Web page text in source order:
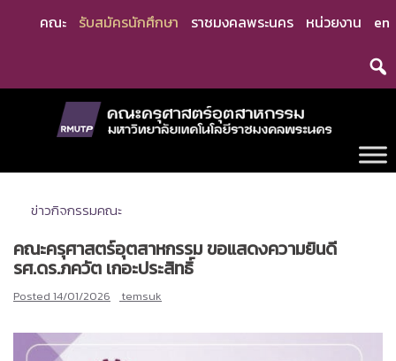
คณะ รับสมัครนักศึกษา ราชมงคลพระนคร หน่วยงาน en
ข่าวกิจกรรมคณะ
คณะครุศาสตร์อุตสาหกรรม ขอแสดงความยินดี
รศ.ดร.ภควัต เกอะประสิทธิ์
Posted 14/01/2026 temsuk